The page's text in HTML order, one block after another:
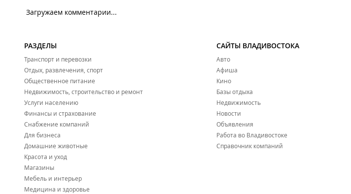
Загружаем комментарии...
РАЗДЕЛЫ
Транспорт и перевозки
Отдых, развлечения, спорт
Общественное питание
Недвижимость, строительство и ремонт
Услуги населению
Финансы и страхование
Снабжение компаний
Для бизнеса
Домашние животные
Красота и уход
Магазины
Мебель и интерьер
Медицина и здоровье
САЙТЫ ВЛАДИВОСТОКА
Авто
Афиша
Кино
Базы отдыха
Недвижимость
Новости
Объявления
Работа во Владивостоке
Справочник компаний